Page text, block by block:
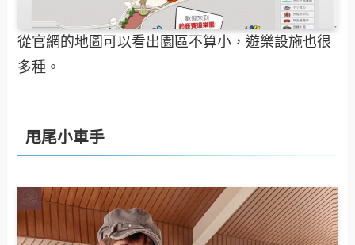
從官網的地圖可以看出園區不算小，遊樂設施也很
多種。
甩尾小車手